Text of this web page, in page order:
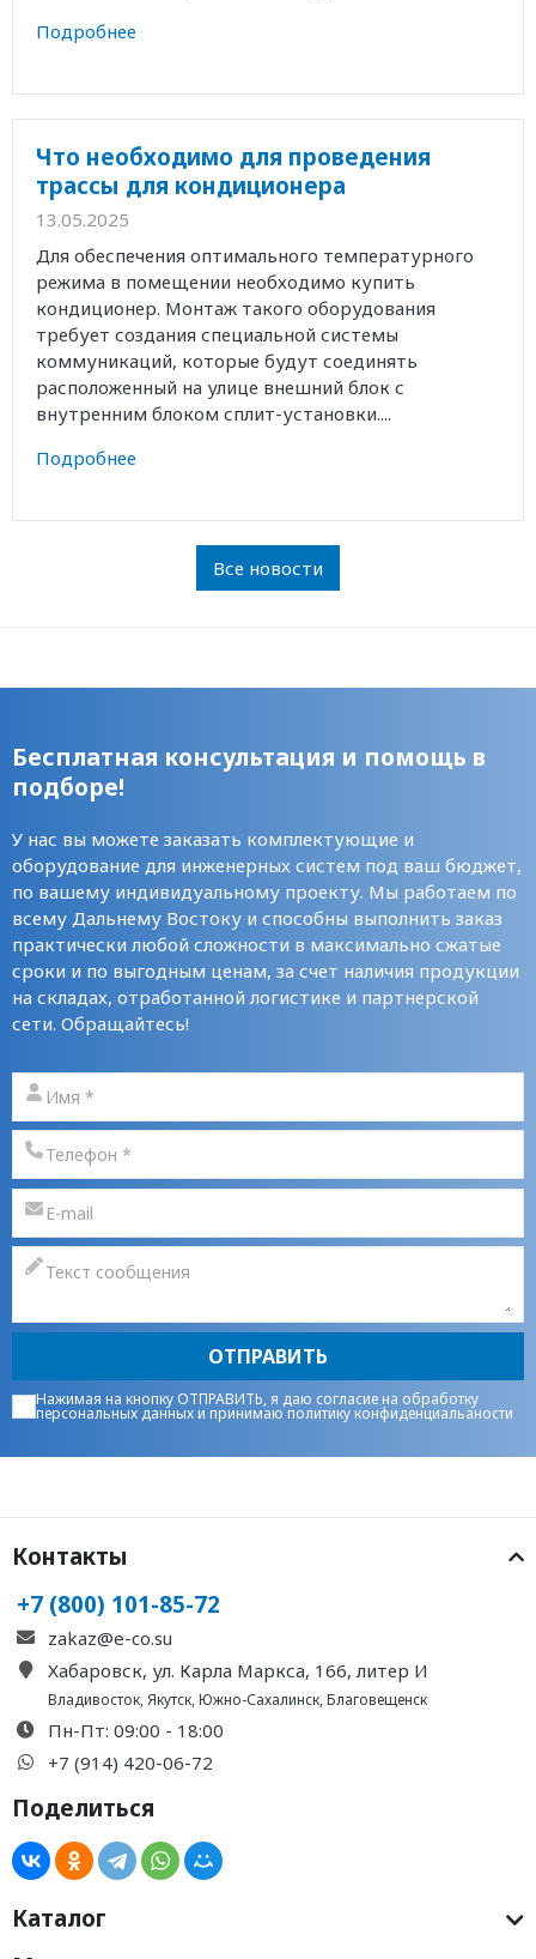
Подробнее
Что необходимо для проведения
трассы для кондиционера
13.05.2025
Для обеспечения оптимального температурного
режима в помещении необходимо купить
кондиционер. Монтаж такого оборудования
требует создания специальной системы
коммуникаций, которые будут соединять
расположенный на улице внешний блок с
внутренним блоком сплит-установки....
Подробнее
Все новости
Бесплатная консультация и помощь в
подборе!
У нас вы можете заказать комплектующие и
оборудование для инженерных систем под ваш бюджет,
по вашему индивидуальному проекту. Мы работаем по
всему Дальнему Востоку и способны выполнить заказ
практически любой сложности в максимально сжатые
сроки и по выгодным ценам, за счет наличия продукции
на складах, отработанной логистике и партнерской
сети. Обращайтесь!
ОТПРАВИТЬ
Нажимая на кнопку ОТПРАВИТЬ, я даю согласие на обработку
персональных данныхи принимаюполитику конфиденциальаности
Контакты
+7 (800) 101-85-72
zakaz@e-co.su
Хабаровск, ул. Карла Маркса, 166, литер И
Владивосток,Якутск,Южно-Сахалинск,Благовещенск
Пн-Пт: 09:00 - 18:00
+7 (914) 420-06-72
Поделиться
Каталог